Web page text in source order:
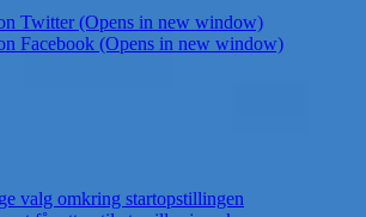
Twitter (Opens in new window)
Facebook (Opens in new window)
valg omkring startopstillingen